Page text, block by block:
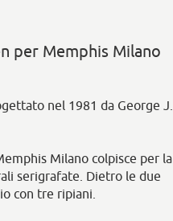
per Memphis Milano
nel 1981 da George J.
Milano colpisce per la
serigrafate. Dietro le due
con tre ripiani.